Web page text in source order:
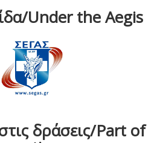
Under the Aegis
δράσεις/Part of